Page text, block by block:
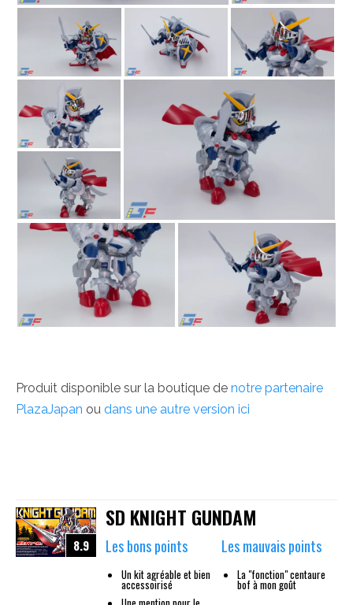
Produit disponible sur la boutique de notre partenaire
PlazaJapan ou dans une autre version ici
8.9
SD KNIGHT GUNDAM
Les bons points
Un kit agréable et bien
accessoirisé
Les mauvais points
La "fonction" centaure
bof à mon goût